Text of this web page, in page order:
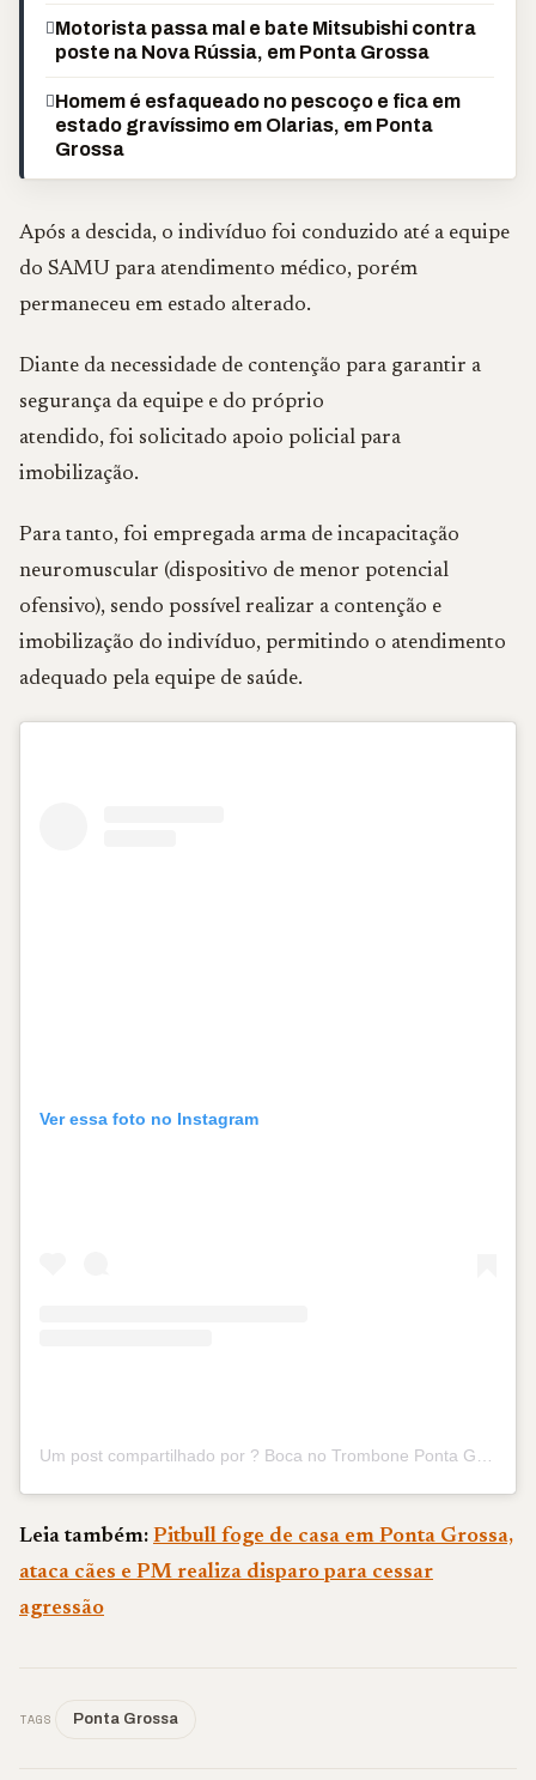
Motorista passa mal e bate Mitsubishi contra
poste na Nova Rússia, em Ponta Grossa
Homem é esfaqueado no pescoço e fica em
estado gravíssimo em Olarias, em Ponta
Grossa
Após a descida, o indivíduo foi conduzido até a equipe
do SAMU para atendimento médico, porém
permaneceu em estado alterado.
Diante da necessidade de contenção para garantir a
segurança da equipe e do próprio
atendido, foi solicitado apoio policial para
imobilização.
Para tanto, foi empregada arma de incapacitação
neuromuscular (dispositivo de menor potencial
ofensivo), sendo possível realizar a contenção e
imobilização do indivíduo, permitindo o atendimento
adequado pela equipe de saúde.
Ver essa foto no Instagram
Leia também: Pitbull foge de casa em Ponta Grossa,
ataca cães e PM realiza disparo para cessar
agressão
TAGS Ponta Grossa